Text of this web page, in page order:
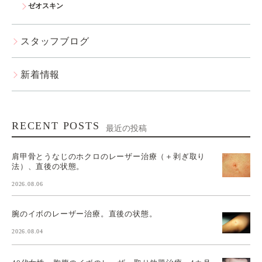
ゼオスキン
スタッフブログ
新着情報
RECENT POSTS 最近の投稿
肩甲骨とうなじのホクロのレーザー治療（＋剥ぎ取り
法）、直後の状態。
2026.08.06
腕のイボのレーザー治療。直後の状態。
2026.08.04